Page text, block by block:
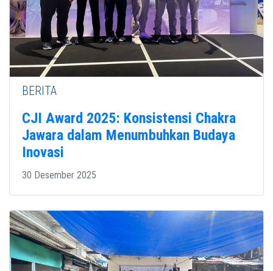
BERITA
CJI Award 2025: Konsistensi Chakra
Jawara dalam Menumbuhkan Budaya
Inovasi
30 Desember 2025